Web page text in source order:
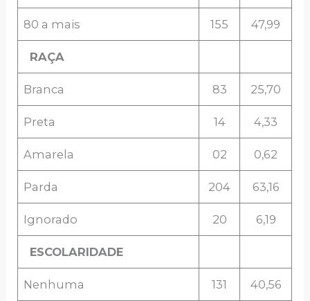
80 a mais 155 47,99
RAÇA
Branca 83 25,70
Preta 14 4,33
Amarela 02 0,62
Parda 204 63,16
Ignorado 20 6,19
ESCOLARIDADE
Nenhuma 131 40,56